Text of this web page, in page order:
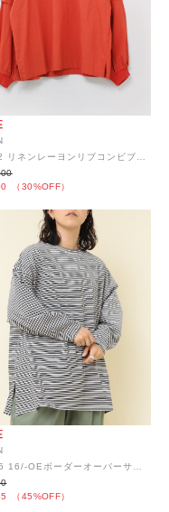
（30%OFF）
（45%OFF）